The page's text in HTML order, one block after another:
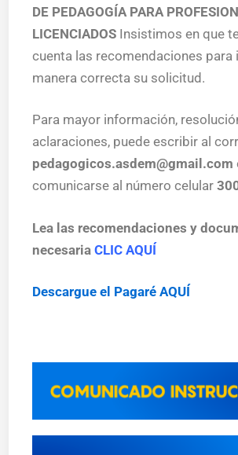
DE PEDAGOGÍA PARA
LICENCIADOS Insistimos en que
cuenta las recomendaciones para
manera correcta su solicitud.
Para mayor información,
aclaraciones, puede escribir al
pedagogicos.asdem@gmail.com
comunicarse al número celular
Lea las recomendaciones y
necesariaCLIC AQUÍ
Descargue el Pagaré AQUÍ